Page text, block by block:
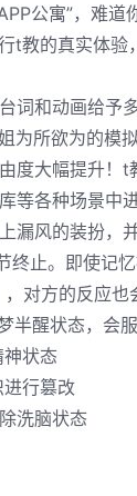
公寓”，难
t教的真实体
词和动画给予
所欲为的模
度大幅提升！t
等各种场景中
漏风的装扮，
止。即使记
对方的反应
半醒状态，会
状态
行篡改
洗脑状态